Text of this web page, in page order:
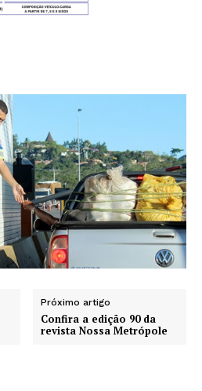
Próximo artigo
Confira a edição 90 da
revista Nossa Metrópole